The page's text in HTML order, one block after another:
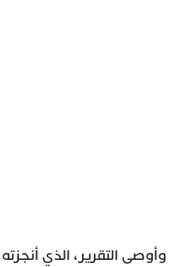
وأوصى التقرير، الذي